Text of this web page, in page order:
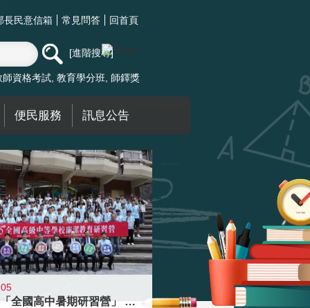
長民意信箱 常見問答 回首頁
進階搜尋
師資格考試 教育學分班 師鐸獎
便民服務 訊息公告
國教署「全國高中暑期研習營」 以多